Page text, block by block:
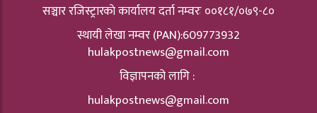
सञ्चार रजिस्ट्रारकाे कार्यालय दर्ता नम्वरः ००१८१/०७९-८०
स्थायी लेखा नम्वर (PAN):609773932
hulakpostnews@gmail.com
विज्ञापनको लागि :
hulakpostnews@gmail.com